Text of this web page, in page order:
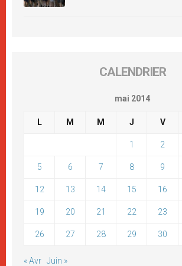
CALENDRIER
mai 2014
L M M J V
1 2
5 6 7 8 9
12 13 14 15 16
19 20 21 22 23
26 27 28 29 30
« Avr Juin »